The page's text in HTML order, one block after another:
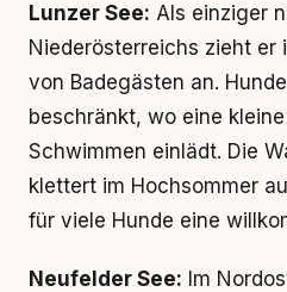
Lunzer See: Als einziger
Niederösterreichs zieht er
von Badegästen an.
beschränkt, wo eine
Schwimmen einlädt. Die
klettert im Hochsommer
für viele Hunde eine
Neufelder See: Im